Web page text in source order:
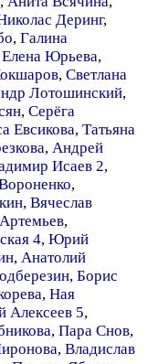
Деринг,
, Галина
Елена Юрьева,
, Светлана
Лотошинский,
, Серёга
Евсикова, Татьяна
, Андрей
Исаев 2,
,
, Вячеслав
,
4, Юрий
, Анатолий
, Борис
, Ная
Алексеев 5,
, Пара Снов,
, Владислав